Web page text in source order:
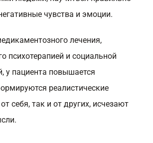
чувства и эмоции.
лечения,
психотерапией и социальной
у пациента повышается
реалистические
себя, так и от других, исчезают